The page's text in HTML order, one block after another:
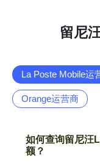
留尼
La Poste Mobile运
Orange运营商
如何查询留尼汪
额？